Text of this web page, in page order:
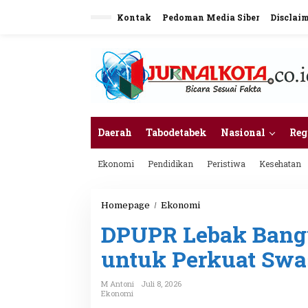
Kontak Pedoman Media Siber
Daerah Tabodetabek Nasional
Ekonomi Pendidikan Peristiwa Kesehatan
Homepage / Ekonomi
U
P
R
L
DPUPR Lebak
untuk Perkuat
M Antoni
Juli 8, 2026
Ekonomi